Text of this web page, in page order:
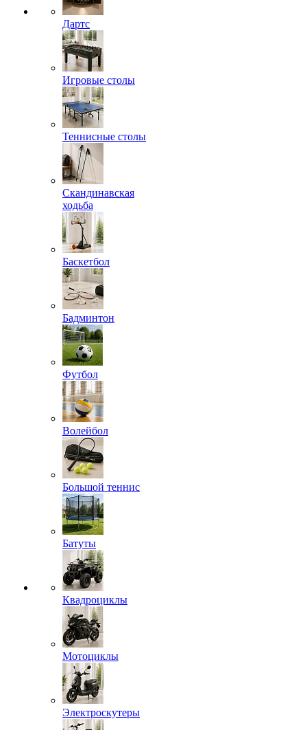
Дартс
Игровые столы
Теннисные столы
Скандинавская
ходьба
Баскетбол
Бадминтон
Футбол
Волейбол
Большой теннис
Батуты
Квадроциклы
Мотоциклы
Электроскутеры